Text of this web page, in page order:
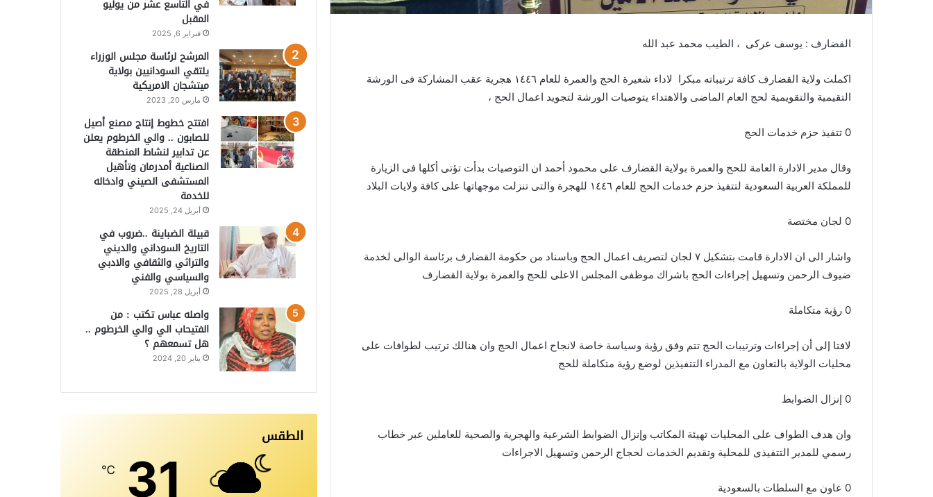
القضارف : يوسف عركى ، الطيب محمد عبد الله
اكملت ولاية القضارف كافة ترتيباته مبكرا لاداء شعيرة الحج والعمرة للعام ١٤٤٦ هجرية عقب المشاركة فى الورشة
التقيمية والتقويمية لحج العام الماضى والاهتداء يتوصيات الورشة لتجويد اعمال الحج ،
0 تتفيذ حزم خدمات الحج
وقال مدير الادارة العامة للحج والعمرة بولاية القضارف على محمود أحمد ان التوصيات بدأت تؤتى أكلها فى الزيارة
للمملكة العربية السعودية لتتفيذ حزم خدمات الحج للعام ١٤٤٦ للهجرة والتى تنزلت موجهاتها على كافة ولايات البلاد
0 لجان مختصة
واشار الى ان الادارة قامت بتشكيل ٧ لجان لتصريف اعمال الحج وباسناد من حكومة القضارف برئاسة الوالى لخدمة
ضيوف الرحمن وتسهيل إجراءات الحج باشراك موظفى المجلس الاعلى للحج والعمرة بولاية القضارف
0 رؤية متكاملة
لافتا إلى أن إجراءات وترتيبات الحج تتم وفق رؤية وسياسة خاصة لانجاح اعمال الحج وان هنالك ترتيب لطوافات على
محليات الولاية بالتعاون مع المدراء التتفيذين لوضع رؤية متكاملة للحج
0 إنزال الضوابط
وان هدف الطواف على المحليات تهيئة المكاتب وإنزال الضوابط الشرعية والهجرية والصحية للعاملين عبر خطاب
رسمي للمدير التتفيذى للمحلية وتقديم الخدمات لحجاج الرحمن وتسهيل الاجراءات
0 عاون مع السلطات بالسعودية
في التاسع عشر من يوليو
المقبل
فبراير 6, 2025
المرشح لرئاسة مجلس الوزراء
يلتقي السودانيين بولاية
ميتشجان الامريكية
مارس 20, 2023
افتتح خطوط إنتاج مصنع أصيل
للصابون .. والي الخرطوم يعلن
عن تدابير لنشاط المنطقة
الصناعية أمدرمان وتأهيل
المستشفى الصيني وادخاله
للخدمة
أبريل 24, 2025
قبيلة الضباينة ..ضروب في
التاريخ السوداني والديني
والتراثي والثقافي والادبي
والسياسي والفني
أبريل 28, 2025
واصله عباس تكتب : من
الفتيحاب الي والي الخرطوم ..
هل تسمعهم ؟
يناير 20, 2024
الطقس
31
℃